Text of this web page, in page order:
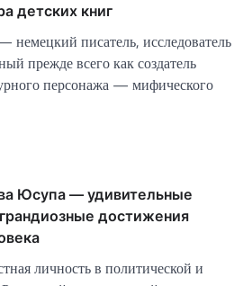
детских книг
писатель, исследователь
прежде всего как создатель
персонажа — мифического
Юсупа — удивительные
достижения
личность в политической и